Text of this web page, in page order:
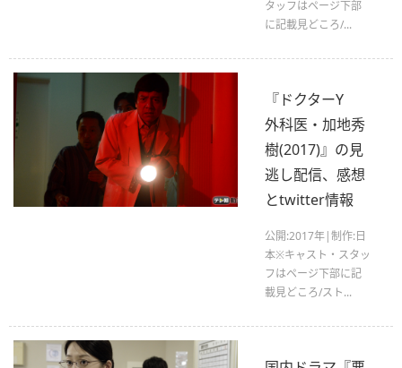
タッフはページ下部
に記載見どころ/...
『ドクターY
外科医・加地秀
樹(2017)』の見
逃し配信、感想
とtwitter情報
公開:2017年|制作:日
本※キャスト・スタッ
フはページ下部に記
載見どころ/スト...